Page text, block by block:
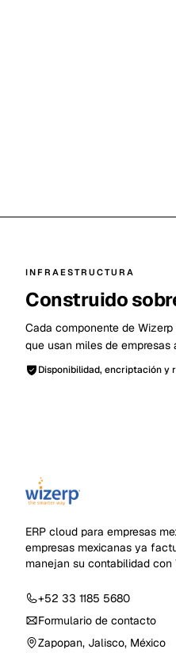
INFRAESTRUCTURA
Construido
Cada componente de
que usan miles de
Disponibilidad, encriptación y
ERP cloud para empresas
empresas mexicanas ya
manejan su contabilidad con
+52 33 1185 5680
Formulario de contacto
Zapopan, Jalisco, México